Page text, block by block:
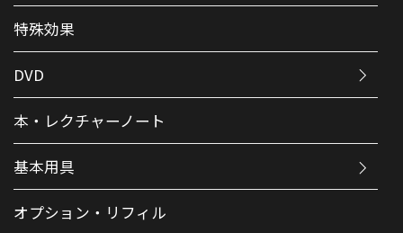
特殊効果
DVD
本・レクチャーノート
基本用具
オプション・リフィル